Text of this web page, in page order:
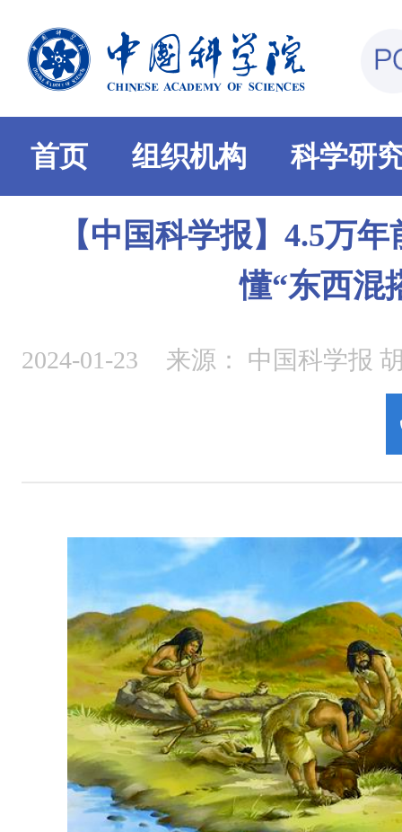
首页 组织机构 科学研
【中国科学报】4.5万
懂“东西混
2024-01-23 来源： 中国科学报